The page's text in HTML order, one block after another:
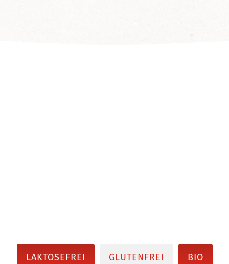
LAKTOSEFREI GLUTENFREI BIO